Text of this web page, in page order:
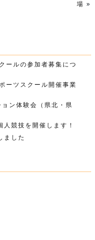
場 »
ールの参加者募集につ
ツスクール開催事業
ン体験会（県北・県
競技を開催します！
ました